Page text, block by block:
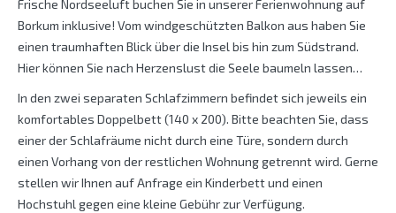
Frische Nordseeluft buchen Sie in unserer Ferienwohnung auf
Borkum inklusive! Vom windgeschützten Balkon aus haben Sie
einen traumhaften Blick über die Insel bis hin zum Südstrand.
Hier können Sie nach Herzenslust die Seele baumeln lassen…
In den zwei separaten Schlafzimmern befindet sich jeweils ein
komfortables Doppelbett (140 x 200). Bitte beachten Sie, dass
einer der Schlafräume nicht durch eine Türe, sondern durch
einen Vorhang von der restlichen Wohnung getrennt wird. Gerne
stellen wir Ihnen auf Anfrage ein Kinderbett und einen
Hochstuhl gegen eine kleine Gebühr zur Verfügung.